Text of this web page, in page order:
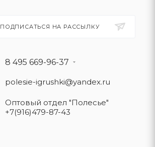
ПОДПИСАТЬСЯ НА РАССЫЛКУ
8 495 669-96-37
polesie-igrushki@yandex.ru
Оптовый отдел "Полесье"
+7(916)479-87-43